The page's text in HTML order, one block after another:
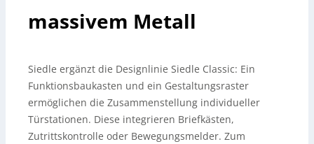
massivem Metall
Siedle ergänzt die Designlinie Siedle Classic: Ein
Funktionsbaukasten und ein Gestaltungsraster
ermöglichen die Zusammenstellung individueller
Türstationen. Diese integrieren Briefkästen,
Zutrittskontrolle oder Bewegungsmelder. Zum